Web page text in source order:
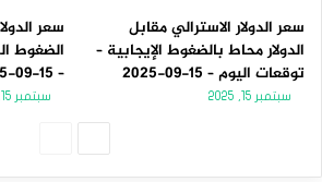
سعر الدولار الاسترالي مقابل
الدولار محاط بالضغوط الإيجابية –
توقعات اليوم – 15-09-2025
سبتمبر 15, 2025
سعر
الضغوط
– 15-09-2025
سبتمبر 15, 2025